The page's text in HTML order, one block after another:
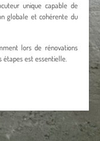
unique capable de
globale et cohérente du
lors de rénovations
est essentielle.